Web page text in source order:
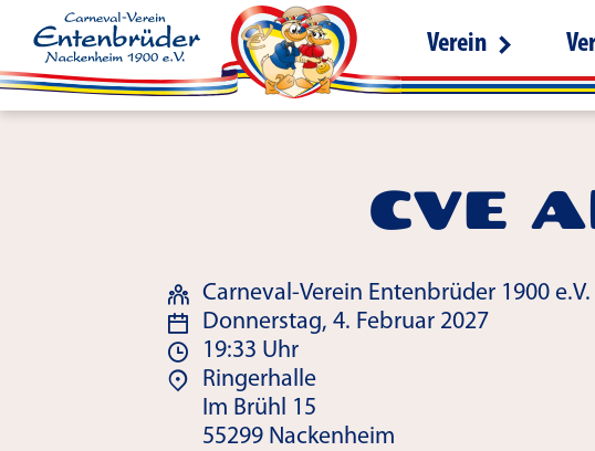
Verein
CVE
Carneval-Verein Entenbrüder 1900 e.V.
Donnerstag, 4. Februar 2027
19:33 Uhr
Ringerhalle
Im Brühl 15
55299 Nackenheim